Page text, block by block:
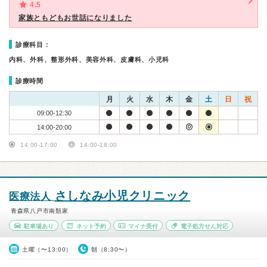
4.5
家族ともどもお世話になりました
診療科目：
内科、外科、整形外科、美容外科、皮膚科、小児科
診療時間
月 火 水 木 金 土 日 祝
09:00-12:30
14:00-20:00
14:00-17:00 14:00-18:00
医療法人 さしなみ小児クリニック
青森県八戸市南類家
駐車場あり ネット予約 マイナ受付 電子処方せん対応
土曜（〜13:00） 朝（8:30〜）